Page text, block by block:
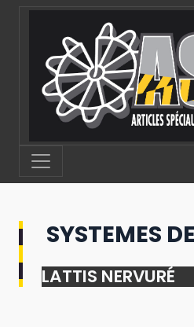
SYSTEMES
LATTIS NERVURÉ
Panneau de gestion des cookies